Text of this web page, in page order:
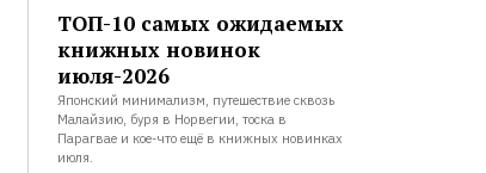
ТОП-10 самых ожидаемых
книжных новинок
июля-2026
Японский минимализм, путешествие сквозь
Малайзию, буря в Норвегии, тоска в
Парагвае и кое-что ещё в книжных новинках
июля.